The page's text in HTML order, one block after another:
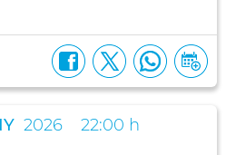
2026 22:00 h